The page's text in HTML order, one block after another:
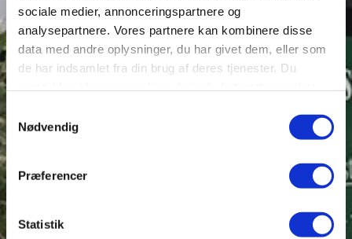
sociale medier, annonceringspartnere og
analysepartnere. Vores partnere kan kombinere disse
data med andre oplysninger, du har givet dem, eller som
de har indsamlet fra din brug af deres tjenester. Du
Nødvendig
Præferencer
Statistik
BAGOM E' BINDSTOUWS HISTORIE